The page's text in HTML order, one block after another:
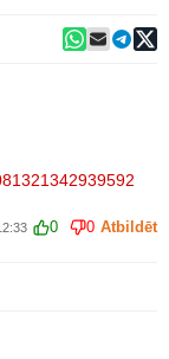
0 0 Atbildēt